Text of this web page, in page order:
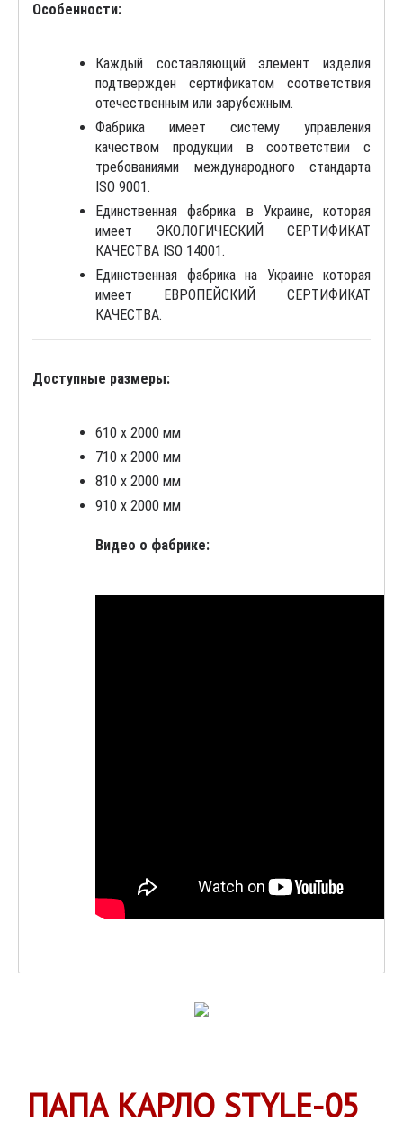
Особенности:
Каждый составляющий элемент изделия
подтвержден сертификатом соответствия
отечественным или зарубежным.
Фабрика имеет систему управления
качеством продукции в соответствии с
требованиями международного стандарта
ISO 9001.
Единственная фабрика в Украине, которая
имеет ЭКОЛОГИЧЕСКИЙ СЕРТИФИКАТ
КАЧЕСТВА ISO 14001.
Единственная фабрика на Украине которая
имеет ЕВРОПЕЙСКИЙ СЕРТИФИКАТ
КАЧЕСТВА.
Доступные размеры:
610 x 2000 мм
710 x 2000 мм
810 x 2000 мм
910 x 2000 мм
Видео о фабрике:
ПАПА КАРЛО STYLE-05